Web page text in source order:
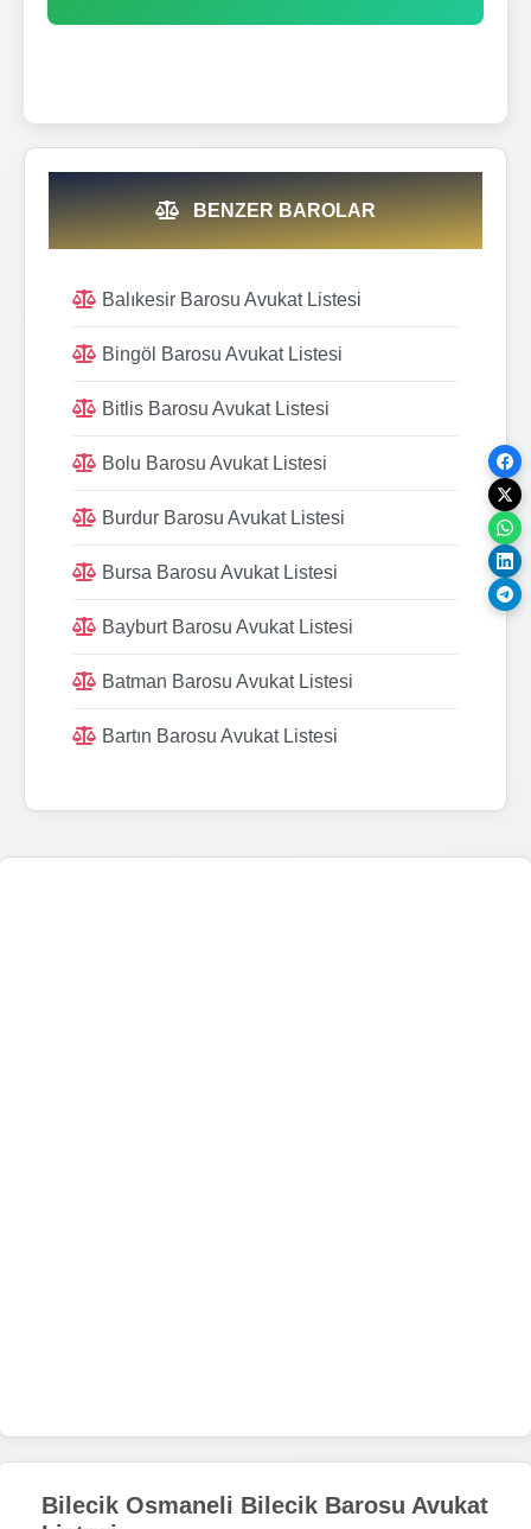
BENZER BAROLAR
Balıkesir Barosu Avukat Listesi
Bingöl Barosu Avukat Listesi
Bitlis Barosu Avukat Listesi
Bolu Barosu Avukat Listesi
Burdur Barosu Avukat Listesi
Bursa Barosu Avukat Listesi
Bayburt Barosu Avukat Listesi
Batman Barosu Avukat Listesi
Bartın Barosu Avukat Listesi
Bilecik Osmaneli Bilecik Barosu Avukat